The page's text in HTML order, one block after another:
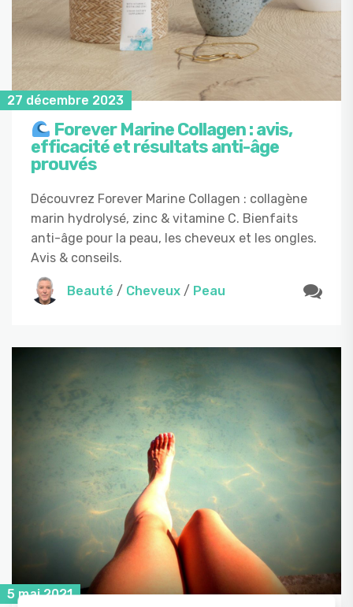
27 décembre 2023
Forever Marine Collagen : avis,
efficacité et résultats anti-âge
prouvés
Découvrez Forever Marine Collagen : collagène
marin hydrolysé, zinc & vitamine C. Bienfaits
anti-âge pour la peau, les cheveux et les ongles.
Avis & conseils.
Beauté / Cheveux / Peau
5 mai 2021